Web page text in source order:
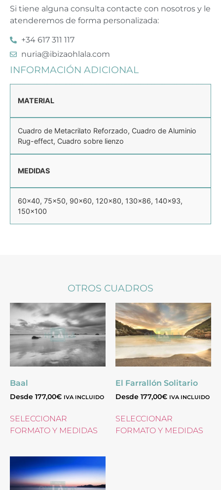
Si tiene alguna consulta contacte con nosotros y le
atenderemos de forma personalizada:
+34 617 311 117
nuria@ibizaohlala.com
INFORMACIÓN ADICIONAL
MATERIAL
Cuadro de Metacrilato Reforzado, Cuadro de Aluminio
Rug-effect, Cuadro sobre lienzo
MEDIDAS
60×40, 75×50, 90×60, 120×80, 130×86, 140×93,
150×100
OTROS CUADROS
Baal
Desde 177,00€ IVA INCLUIDO
SELECCIONAR
FORMATO Y MEDIDAS
El Farrallón Solitario
Desde 177,00€ IVA INCLUIDO
SELECCIONAR
FORMATO Y MEDIDAS